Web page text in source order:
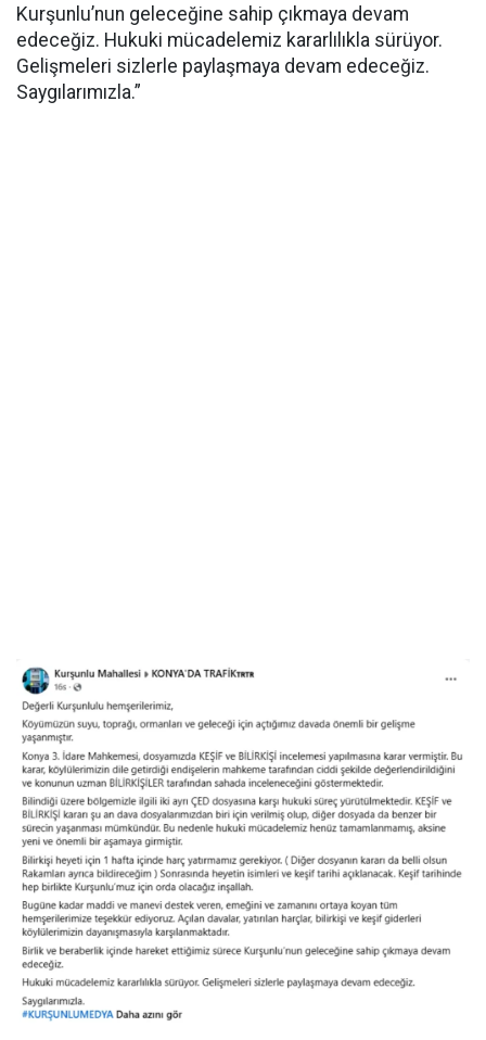
Kurşunlu’nun geleceğine sahip çıkmaya devam
edeceğiz. Hukuki mücadelemiz kararlılıkla sürüyor.
Gelişmeleri sizlerle paylaşmaya devam edeceğiz.
Saygılarımızla.”